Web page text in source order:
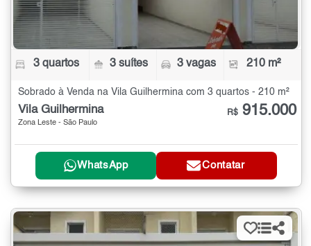
3 quartos 3 suítes 3 vagas 210 m²
Sobrado à Venda na Vila Guilhermina com 3 quartos - 210 m²
Vila Guilhermina
Zona Leste - São Paulo
R$ 915.000
WhatsApp Contatar